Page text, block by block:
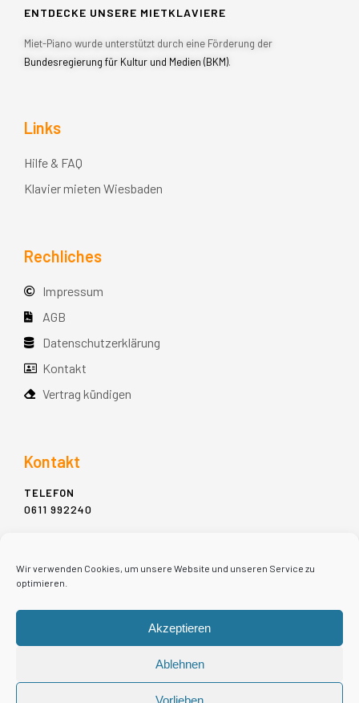
Wir verwenden Cookies, um unsere Website und unseren Service zu
optimieren.
Akzeptieren
Ablehnen
Vorlieben
ENTDECKE UNSERE MIETKLAVIERE
Miet-Piano wurde unterstützt durch eine Förderung der
Bundesregierung für Kultur und Medien (BKM).
Links
Hilfe & FAQ
Klavier mieten Wiesbaden
Rechliches
Impressum
AGB
Datenschutzerklärung
Kontakt
Vertrag kündigen
Kontakt
TELEFON
0611 992240
65183 WIESBADEN
E-MAIL